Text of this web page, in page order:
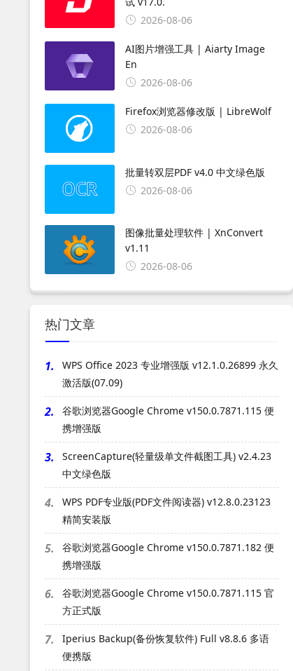
2026-08-06
AI图片增强工具 | Aiarty Image
En
2026-08-06
Firefox浏览器修改版 | LibreWolf
2026-08-06
批量转双层PDF v4.0 中文绿色版
2026-08-06
图像批量处理软件 | XnConvert
v1.11
2026-08-06
热门文章
1.
WPS Office 2023 专业增强版 v12.1.0.26899 永久
激活版(07.09)
2.
谷歌浏览器Google Chrome v150.0.7871.115 便
携增强版
3.
ScreenCapture(轻量级单文件截图工具) v2.4.23
中文绿色版
4.
WPS PDF专业版(PDF文件阅读器) v12.8.0.23123
精简安装版
5.
谷歌浏览器Google Chrome v150.0.7871.182 便
携增强版
6.
谷歌浏览器Google Chrome v150.0.7871.115 官
方正式版
7.
Iperius Backup(备份恢复软件) Full v8.8.6 多语
便携版